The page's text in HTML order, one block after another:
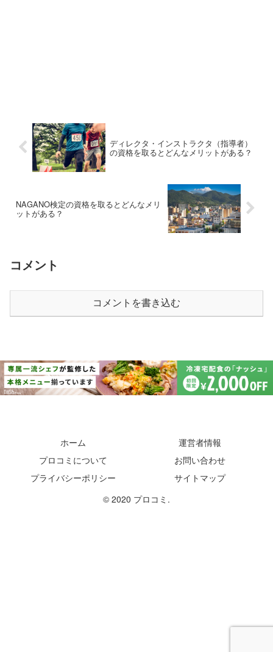
ディレクタ・インストラクタ（指導者）
の資格を取るとどんなメリットがある？
NAGANO検定の資格を取るとどんなメリ
ットがある？
コメント
コメントを書き込む
ホーム
運営者情報
プロコミについて
お問い合わせ
プライバシーポリシー
サイトマップ
© 2020 プロコミ.